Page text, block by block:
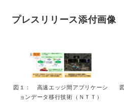
プレスリリース添付画像
図１： 高速エッジ間アプリケーシ
ョンデータ移行技術（ＮＴＴ）